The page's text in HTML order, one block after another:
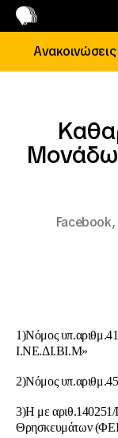
Facebook,
1)Νόμος
Ι.ΝΕ.ΔΙ.ΒΙ.Μ»
2)Νόμος
3)Η με
Θρησκευμάτων